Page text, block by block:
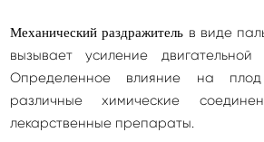
Механический раздражитель в виде
вызывает усиление двигательной
Определенное влияние на плод
различные химические
лекарственные препараты.